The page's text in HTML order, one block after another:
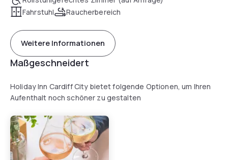
Fahrstuhl
Raucherbereich
Weitere Informationen
Maßgeschneidert
Holiday Inn Cardiff City bietet folgende Optionen, um Ihren
Aufenthalt noch schöner zu gestalten